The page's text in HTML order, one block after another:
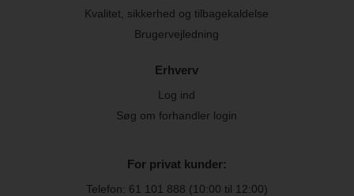
Kvalitet, sikkerhed og tilbagekaldelse
Brugervejledning
Erhverv
Log ind
Søg om forhandler login
For privat kunder:
Telefon: 61 101 888 (10:00 til 12:00)